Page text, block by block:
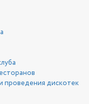
проведения дискотек